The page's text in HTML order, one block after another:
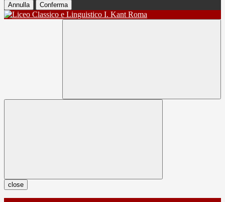
Annulla Conferma
close